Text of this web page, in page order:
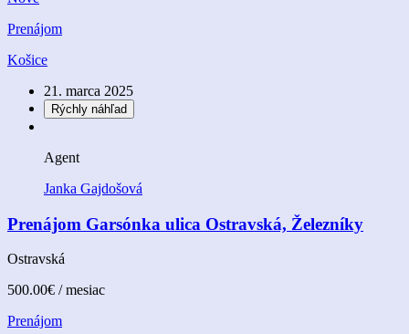
Prenájom
Košice
21. marca 2025
Rýchly náhľad
Agent
Janka Gajdošová
Prenájom Garsónka ulica Ostravská, Železníky
Ostravská
500.00€ / mesiac
Prenájom